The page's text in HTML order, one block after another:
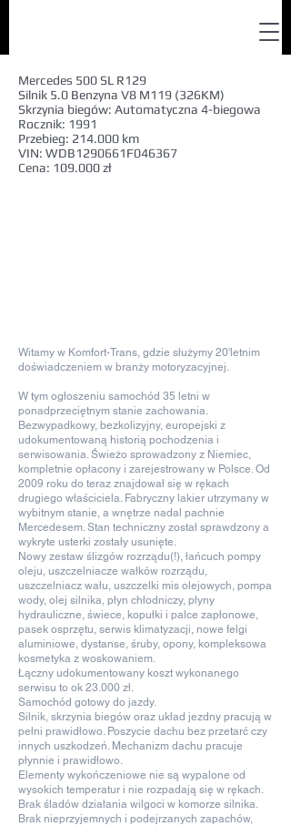
Mercedes 500 SL R129
Silnik 5.0 Benzyna V8 M119 (326KM)
Skrzynia biegów: Automatyczna 4-biegowa
Rocznik: 1991
Przebieg: 214.000 km
VIN: WDB1290661F046367
Cena: 109.000 zł
Witamy w Komfort-Trans, gdzie służymy 20'letnim
doświadczeniem w branży motoryzacyjnej.
W tym ogłoszeniu samochód 35 letni w
ponadprzeciętnym stanie zachowania.
Bezwypadkowy, bezkolizyjny, europejski z
udokumentowaną historią pochodzenia i
serwisowania. Świeżo sprowadzony z Niemiec,
kompletnie opłacony i zarejestrowany w Polsce. Od
2009 roku do teraz znajdował się w rękach
drugiego właściciela. Fabryczny lakier utrzymany w
wybitnym stanie, a wnętrze nadal pachnie
Mercedesem. Stan techniczny został sprawdzony a
wykryte usterki zostały usunięte.
Nowy zestaw ślizgów rozrządu(!), łańcuch pompy
oleju, uszczelniacze wałków rozrządu,
uszczelniacz wału, uszczelki mis olejowych, pompa
wody, olej silnika, płyn chłodniczy, płyny
hydrauliczne, świece, kopułki i palce zapłonowe,
pasek osprzętu, serwis klimatyzacji, nowe felgi
aluminiowe, dystanse, śruby, opony, kompleksowa
kosmetyka z woskowaniem.
Łączny udokumentowany koszt wykonanego
serwisu to ok 23.000 zł.
Samochód gotowy do jazdy.
Silnik, skrzynia biegów oraz układ jezdny pracują w
pełni prawidłowo. Poszycie dachu bez przetarć czy
innych uszkodzeń. Mechanizm dachu pracuje
płynnie i prawidłowo.
Elementy wykończeniowe nie są wypalone od
wysokich temperatur i nie rozpadają się w rękach.
Brak śladów działania wilgoci w komorze silnika.
Brak nieprzyjemnych i podejrzanych zapachów,